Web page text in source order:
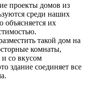
проекты домов из
среди наших
объясняется их
такой дом на
комнаты,
со вкусом
здание соединяет все